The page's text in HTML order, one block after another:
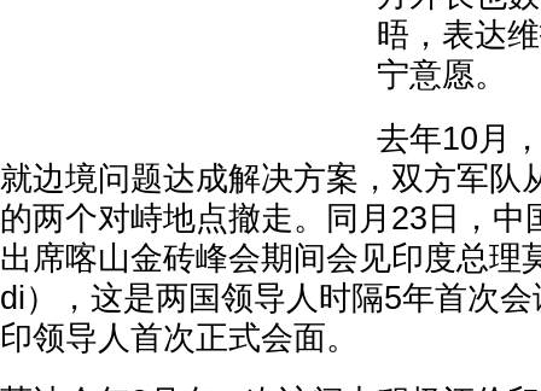
晤，表达
宁意愿。
去年10月
就边境问题达成解决方案，双方军队
的两个对峙地点撤走。同月23日，中
出席喀山金砖峰会期间会见印度总理
di），这是两国领导人时隔5年首次
印领导人首次正式会面。